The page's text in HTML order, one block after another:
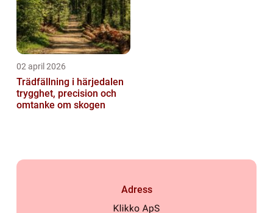
02 april 2026
Trädfällning i härjedalen
trygghet, precision och
omtanke om skogen
Adress